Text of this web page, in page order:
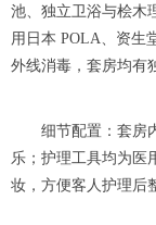
池、独立卫浴与桧木
用日本 POLA、资生
外线消毒，套房均有
细节配置：套房内
乐；护理工具均为医
妆，方便客人护理后